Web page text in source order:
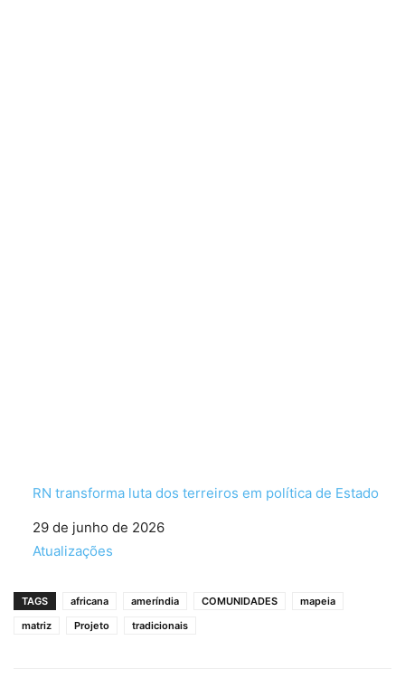
RN transforma luta dos terreiros em política de Estado
Data
29 de junho de 2026
Em relação a
Atualizações
TAGS africana ameríndia COMUNIDADES
mapeia
matriz
Projeto tradicionais